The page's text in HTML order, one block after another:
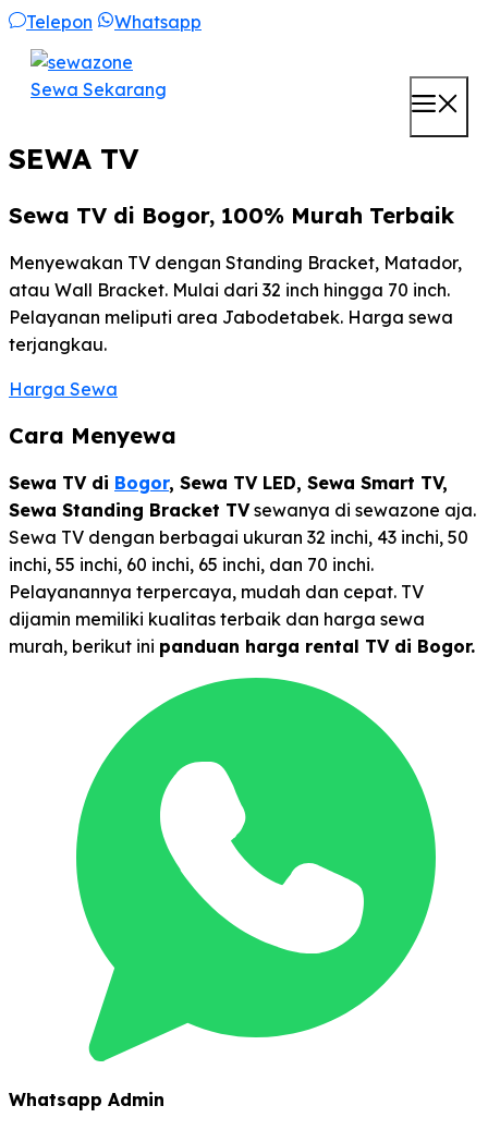
Skip
content
Telepon Whatsapp
Sewa Sekarang
SEWA TV
Sewa TV di Bogor, 100% Murah Terbaik
Menyewakan TV dengan Standing Bracket, Matador,
atau Wall Bracket. Mulai dari 32 inch hingga 70 inch.
Pelayanan meliputi area Jabodetabek. Harga sewa
terjangkau.
Harga Sewa
Cara Menyewa
Sewa TV di Bogor, Sewa TV LED, Sewa Smart TV,
Sewa Standing Bracket TVsewanya di sewazone aja.
Sewa TV dengan berbagai ukuran 32 inchi, 43 inchi, 50
inchi, 55 inchi, 60 inchi, 65 inchi, dan 70 inchi.
Pelayanannya terpercaya, mudah dan cepat. TV
dijamin memiliki kualitas terbaik dan harga sewa
murah, berikut ini panduan harga rental TV di Bogor.
Whatsapp Admin